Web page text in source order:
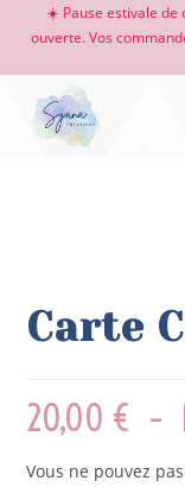
☀️ Pause estivale de
ouverte. Vos
Carte
20,00 € –
Vous ne pouvez